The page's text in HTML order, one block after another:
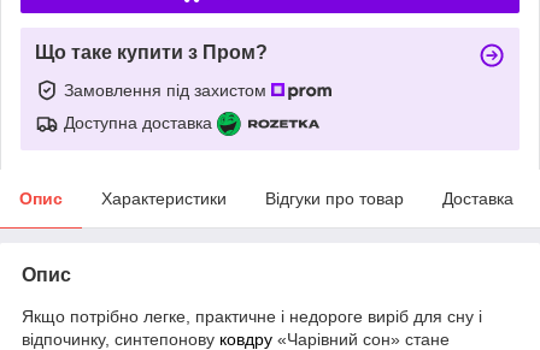
Що таке купити з Пром?
Замовлення під захистом
Доступна доставка
Опис Характеристики Відгуки про товар Доставка
Опис
Якщо потрібно легке, практичне і недороге виріб для сну і
відпочинку, синтепонову ковдру «Чарівний сон» стане